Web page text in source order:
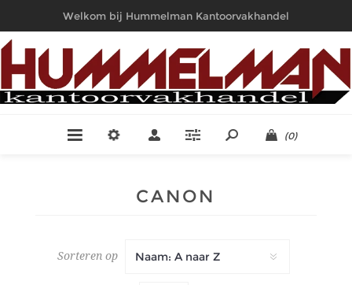
Welkom bij Hummelman Kantoorvakhandel
(0)
CANON
Sorteren op